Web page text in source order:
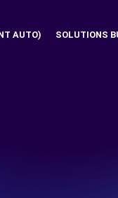
AUTO) SOLUTIONS